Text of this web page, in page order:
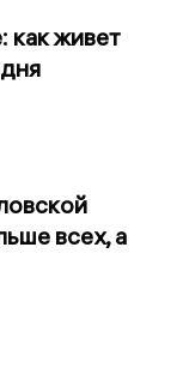
как живет
всех, а